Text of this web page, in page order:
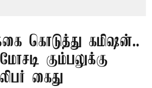
கொடுத்து கமிஷன்..
கும்பலுக்கு
கைது